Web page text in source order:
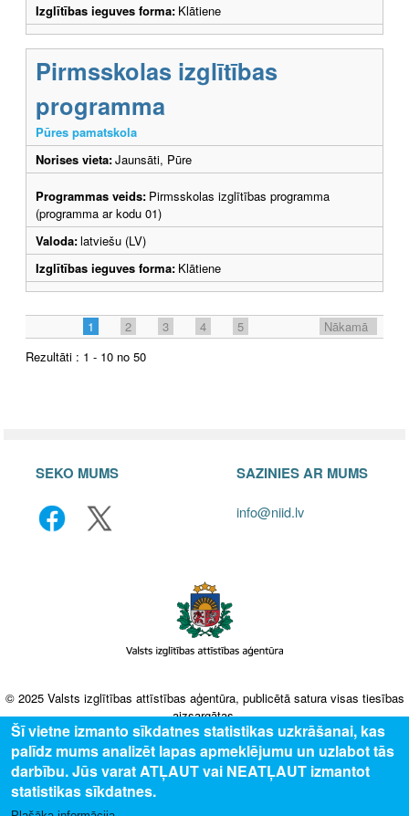
Izglītības ieguves forma: Klātiene
Pirmsskolas izglītības
programma
Pūres pamatskola
Norises vieta:Jaunsāti, Pūre
Programmas veids: Pirmsskolas izglītības programma
(programma ar kodu 01)
Valoda:latviešu (LV)
Izglītības ieguves forma: Klātiene
1 2 3 4 5
Nākamā
Rezultāti : 1 - 10 no 50
SEKO MUMS SAZINIES AR MUMS
info@niid.lv
© 2025 Valsts izglītības attīstības aģentūra, publicētā satura visas tiesības
aizsargātas.
Šī vietne izmanto sīkdatnes statistikas uzkrāšanai, kas
palīdz mums analizēt lapas apmeklējumu un uzlabot tās
darbību. Jūs varat ATĻAUT vai NEATĻAUT izmantot
statistikas sīkdatnes.